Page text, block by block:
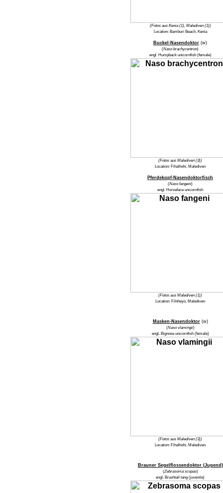
(Fotos aus Kenia (1), Malediven (1))
Location: Bamburi Beach, Kenia
Buckel-Nasendoktor (w)
(Naso brachycentron)
engl. Humpback unicornfish(female)
(Fotos aus Malediven (3))
Location: Fihalhohi, Malediven
Pferdekopf-Nasendoktorfisch
(Naso fangeni)
engl. Horseface unicornfish
(Fotos aus Malediven (1))
Location: Filitheyo, Malediven
Masken-Nasendoktor(w)
(Naso vlamingii)
engl. Bignose unicornfish(female)
(Fotos aus Malediven (3))
Location: Fihalhohi, Malediven
Brauner Segelflossendoktor (Jugend)
(Zebrasoma scopas)
engl. Brushtail tang (juvenile)